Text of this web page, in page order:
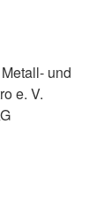
und
e. V.